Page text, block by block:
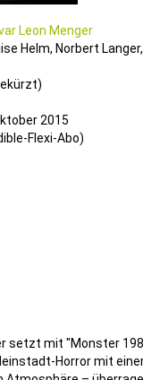
Leon Menger
Helm, Norbert
2015
Flexi-Abo)
setzt mit "Monster
Horror mit